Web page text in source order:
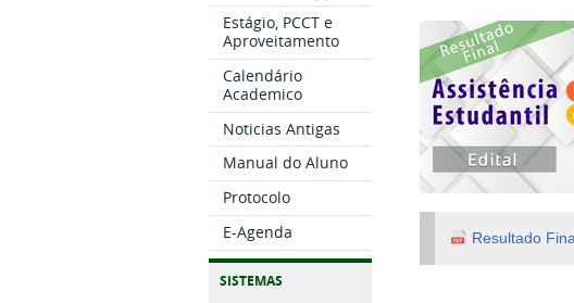
Estágio, PCCT e
Aproveitamento
Calendário
Academico
Noticias Antigas
Manual do Aluno
Protocolo
E-Agenda
SISTEMAS
Resultado Final